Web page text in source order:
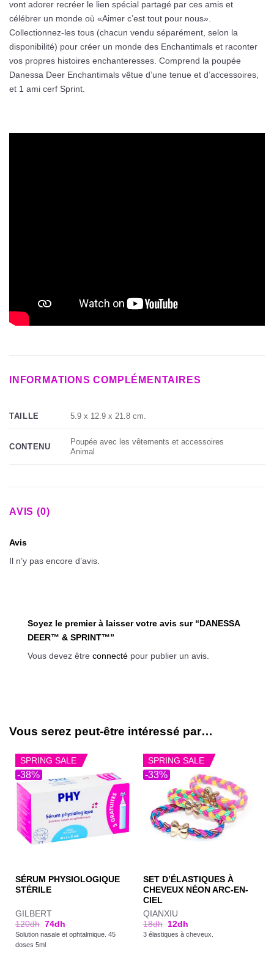
vont adorer recréer le lien spécial partagé par ces amis et
célébrer un monde où «Aimer c’est tout pour nous».
Collectionnez-les tous (chacun vendu séparément, selon la
disponibilité) pour créer un monde des Enchantimals et raconter
vos propres histoires enchanteresses. Comprend la poupée
Danessa Deer Enchantimals vêtue d’une tenue et d’accessoires,
et 1 ami cerf Sprint.
INFORMATIONS COMPLÉMENTAIRES
TAILLE 5.9 х 12.9 х 21.8 cm.
CONTENU
Poupée avec les vêtements et accessoires
Animal
AVIS (0)
Avis
Il n’y pas encore d’avis.
Soyez le premier à laisser votre avis sur “DANESSA
DEER™ & SPRINT™”
Vous devez être connecté pour publier un avis.
Vous serez peut-être intéressé par…
-38%
SPRING SALE
SÉRUM PHYSIOLOGIQUE
STÉRILE
GILBERT
120dh 74dh
Solution nasale et ophtalmique. 45
doses 5ml
-33%
SPRING SALE
SET D’ÉLASTIQUES À
CHEVEUX NÉON ARC-EN-
CIEL
QIANXIU
18dh 12dh
3 élastiques à cheveux.